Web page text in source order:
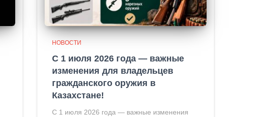
НОВОСТИ
С 1 июля 2026 года — важные
изменения для владельцев
гражданского оружия в
Казахстане!
С 1 июля 2026 года — важные изменения